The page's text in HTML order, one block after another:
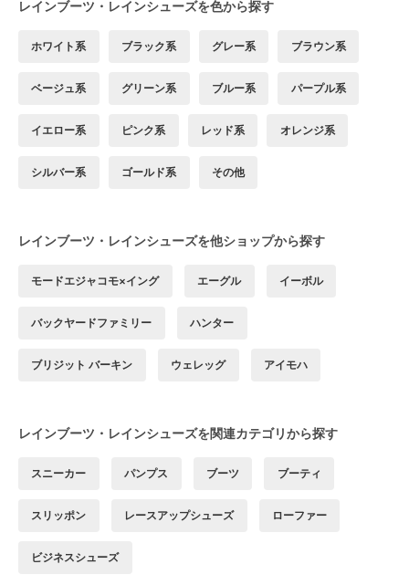
レインブーツ・レインシューズを色から探す
ホワイト系 ブラック系 グレー系 ブラウン系
ベージュ系 グリーン系 ブルー系 パープル系
イエロー系 ピンク系 レッド系 オレンジ系
シルバー系 ゴールド系 その他
レインブーツ・レインシューズを他ショップから探す
モードエジャコモ×イング エーグル イーボル
バックヤードファミリー ハンター
ブリジット バーキン ウェレッグ アイモハ
レインブーツ・レインシューズを関連カテゴリから探す
スニーカー パンプス ブーツ ブーティ
スリッポン レースアップシューズ ローファー
ビジネスシューズ